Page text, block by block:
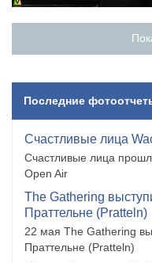
Последние
Счастливые лица
Счастливые лица
Open Air
The Gathering
Праттельне (Pratteln)
22 мая The Gathering
Праттельне (Pratteln)